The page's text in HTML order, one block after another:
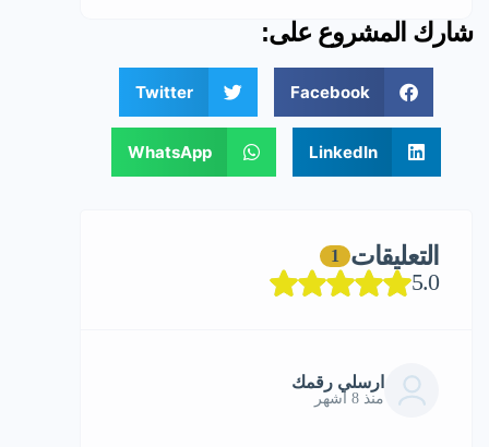
شارك المشروع على:
Facebook
Twitter
LinkedIn
WhatsApp
التعليقات 1
5.0
ارسلي رقمك
منذ 8 أشهر